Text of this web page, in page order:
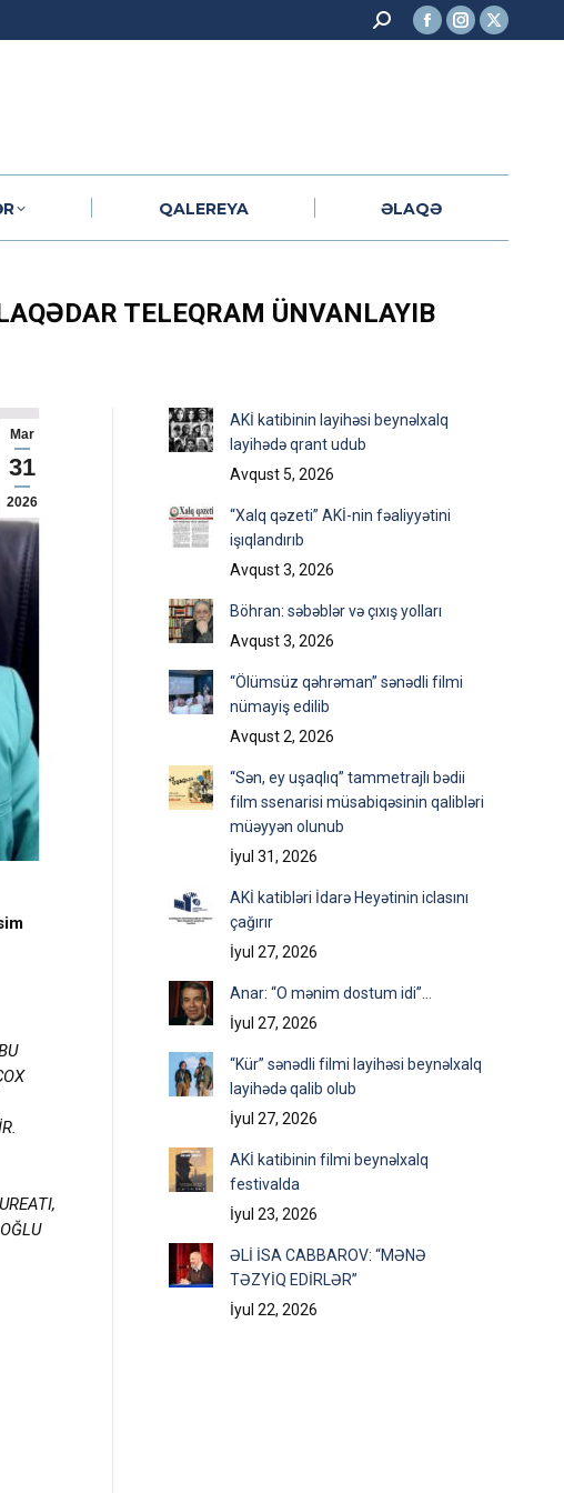
Search:
Facebook
window
Instagram
window
X
window
QALEREYA ƏLAQƏ
TELEQRAM ÜNVANLAYIB
Mar
31
2026
AKİ katibinin layihəsi beynəlxalq
layihədə qrant udub
Avqust 5, 2026
“Xalq qəzeti” AKİ-nin fəaliyyətini
işıqlandırıb
Avqust 3, 2026
Böhran: səbəblər və çıxış yolları
Avqust 3, 2026
“Ölümsüz qəhrəman” sənədli filmi
nümayiş edilib
Avqust 2, 2026
“Sən, ey uşaqlıq” tammetrajlı bədii
film ssenarisi müsabiqəsinin qalibləri
müəyyən olunub
İyul 31, 2026
AKİ katibləri İdarə Heyətinin iclasını
çağırır
İyul 27, 2026
Anar: “O mənim dostum idi”…
İyul 27, 2026
“Kür” sənədli filmi layihəsi beynəlxalq
layihədə qalib olub
İyul 27, 2026
AKİ katibinin filmi beynəlxalq
festivalda
İyul 23, 2026
ƏLİ İSA CABBAROV: “MƏNƏ
TƏZYİQ EDİRLƏR”
İyul 22, 2026
ƏLAQƏ